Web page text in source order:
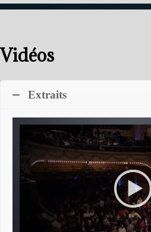
Vidéos
Extraits